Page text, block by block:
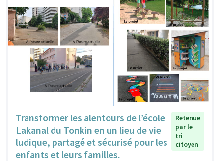
Transformer les alentours de l’école
Lakanal du Tonkin en un lieu de vie
ludique, partagé et sécurisé pour les
enfants et leurs familles.
Retenue
par le
tri
citoyen